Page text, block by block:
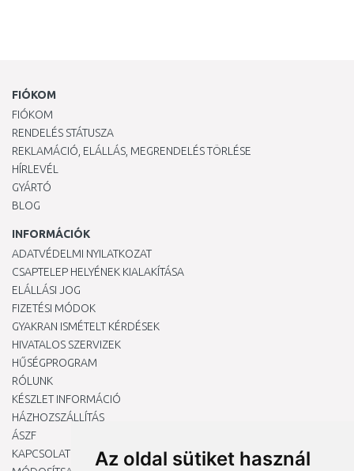
Az oldal sütiket használ
FIÓKOM
FIÓKOM
RENDELÉS STÁTUSZA
REKLAMÁCIÓ, ELÁLLÁS, MEGRENDELÉS TÖRLÉSE
HÍRLEVÉL
GYÁRTÓ
BLOG
INFORMÁCIÓK
ADATVÉDELMI NYILATKOZAT
CSAPTELEP HELYÉNEK KIALAKÍTÁSA
ELÁLLÁSI JOG
FIZETÉSI MÓDOK
GYAKRAN ISMÉTELT KÉRDÉSEK
HIVATALOS SZERVIZEK
HŰSÉGPROGRAM
RÓLUNK
KÉSZLET INFORMÁCIÓ
HÁZHOZSZÁLLÍTÁS
ÁSZF
KAPCSOLAT